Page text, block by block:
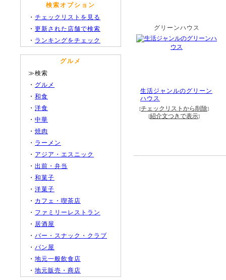
検索オプション
・ チェックリストを見る
・ 更新された店舗で検索
・ ランキングをチェック
グルメ
≫検索
・ グルメ
・ 和食
・ 洋食
・ 中華
・ 焼肉
・ ラーメン
・ アジア・エスニック
・ 出前・弁当
・ 和菓子
・ 洋菓子
・ カフェ・喫茶店
・ ファミリーレストラン
・ 居酒屋
・ バー・スナック・クラブ
・ パン屋
・ 地元一般飲食店
・ 地元販売・商店
グリーンハウス
生活ジャンルのグリーン
ハウス
[チェックリストから削除]
[紹介文つきで表示]